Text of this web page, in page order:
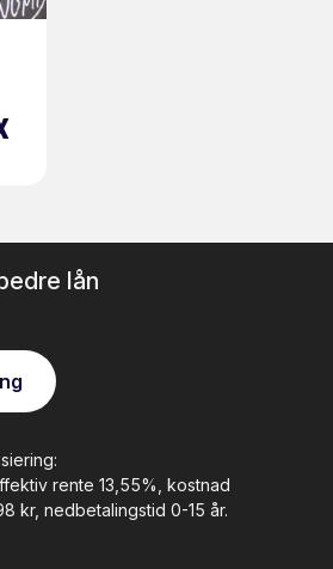
lån
rente 13,55%, kostnad
kr, nedbetalingstid 0-15 år.